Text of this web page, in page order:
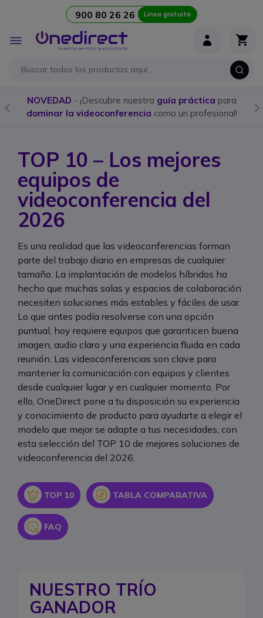
900 80 26 26 Linea gratuita
Toggle
Nav
Compra aquí losmejores Walkies con licenciay
programación personalizada
TOP 10 – Los mejores
equipos de
videoconferencia del
2026
Es una realidad que las videoconferencias forman
parte del trabajo diario en empresas de cualquier
tamaño. La implantación de modelos híbridos ha
hecho que muchas salas y espacios de colaboración
necesiten soluciones más estables y fáciles de usar.
Lo que antes podía resolverse con una opción
puntual, hoy requiere equipos que garanticen buena
imagen, audio claro y una experiencia fluida en cada
reunión. Las videoconferencias son clave para
mantener la comunicación con equipos y clientes
desde cualquier lugar y en cualquier momento. Por
ello, OneDirect pone a tu disposición su experiencia
y conocimiento de producto para ayudarte a elegir el
modelo que mejor se adapte a tus necesidades, con
esta selección del TOP 10 de mejores soluciones de
videoconferencia del 2026.
Icon
TOP 10 Icon
TABLA COMPARATIVA
Icon
FAQ
NUESTRO TRÍO
GANADOR